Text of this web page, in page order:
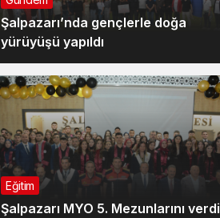
Şalpazarı’nda gençlerle doğa
yürüyüşü yapıldı
Eğitim
Şalpazarı MYO 5. Mezunlarını verdi